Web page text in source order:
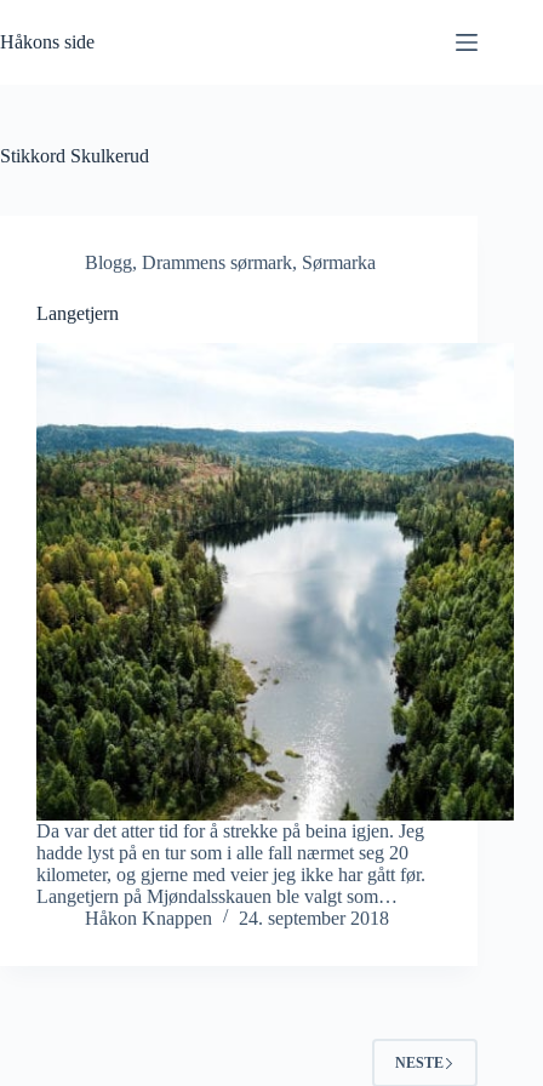
til
innholdet
Håkons side
Stikkord Skulkerud
Blogg, Drammens sørmark, Sørmarka
Langetjern
Da var det atter tid for å strekke på beina igjen. Jeg
hadde lyst på en tur som i alle fall nærmet seg 20
kilometer, og gjerne med veier jeg ikke har gått før.
Langetjern på Mjøndalsskauen ble valgt som…
Håkon Knappen
24. september 2018
NESTE